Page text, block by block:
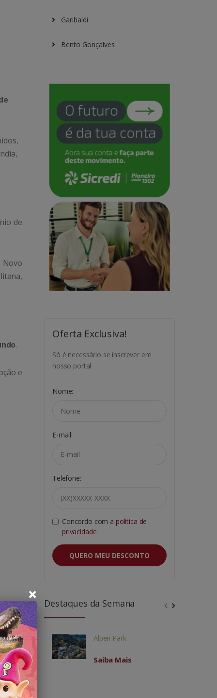
de
Novo
.
e
e
e
Garibaldi
Bento Gonçalves
Oferta Exclusiva!
Só é necessário se inscrever em
nosso portal
Nome:
E-mail:
Telefone:
Concordo com a política de
privacidade .
QUERO MEU DESCONTO
Destaques da Semana
Alpen Park
Saiba Mais
×